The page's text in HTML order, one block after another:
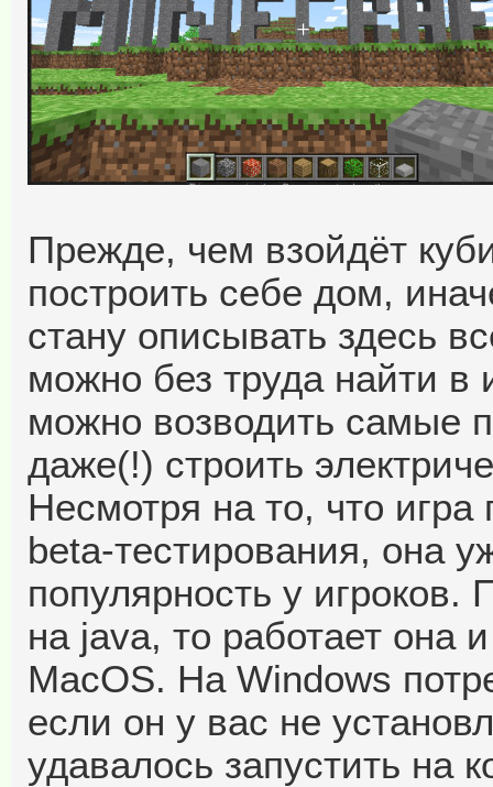
Прежде, чем взойдёт
построить себе дом,
стану описывать здесь
можно без труда найти в
можно возводить самые
даже(!) строить
Несмотря на то, что игра
beta-тестирования, она
популярность у игроков.
на java, то работает она
MacOS. На Windows
если он у вас не
удавалось запустить на